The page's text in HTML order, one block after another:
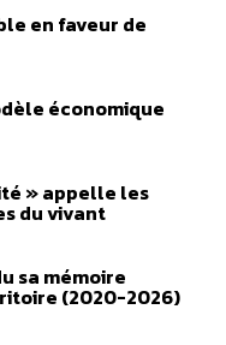
en faveur de
économique
» appelle les
du vivant
sa mémoire
(2020-2026)